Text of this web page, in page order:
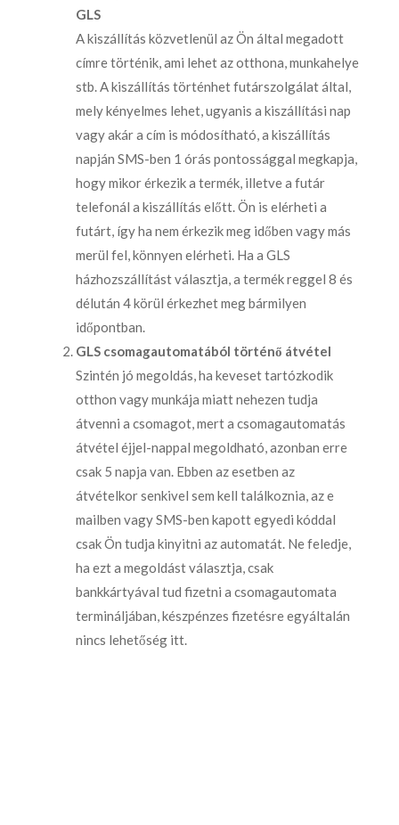
GLS
A kiszállítás közvetlenül az Ön által megadott
címre történik, ami lehet az otthona, munkahelye
stb. A kiszállítás történhet futárszolgálat által,
mely kényelmes lehet, ugyanis a kiszállítási nap
vagy akár a cím is módosítható, a kiszállítás
napján SMS-ben 1 órás pontossággal megkapja,
hogy mikor érkezik a termék, illetve a futár
telefonál a kiszállítás előtt. Ön is elérheti a
futárt, így ha nem érkezik meg időben vagy más
merül fel, könnyen elérheti. Ha a GLS
házhozszállítást választja, a termék reggel 8 és
délután 4 körül érkezhet meg bármilyen
időpontban.
GLS csomagautomatából történő átvétel
Szintén jó megoldás, ha keveset tartózkodik
otthon vagy munkája miatt nehezen tudja
átvenni a csomagot, mert a csomagautomatás
átvétel éjjel-nappal megoldható, azonban erre
csak 5 napja van. Ebben az esetben az
átvételkor senkivel sem kell találkoznia, az e
mailben vagy SMS-ben kapott egyedi kóddal
csak Ön tudja kinyitni az automatát. Ne feledje,
ha ezt a megoldást választja, csak
bankkártyával tud fizetni a csomagautomata
termináljában, készpénzes fizetésre egyáltalán
nincs lehetőség itt.